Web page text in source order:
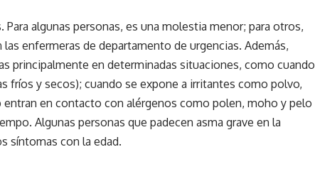
algunas personas, es una molestia menor; para otros,
enfermeras de departamento de urgencias. Además,
principalmente en determinadas situaciones, como cuando
fríos y secos); cuando se expone a irritantes como polvo,
en contacto con alérgenos como polen, moho y pelo
Algunas personas que padecen asma grave en la
síntomas con la edad.